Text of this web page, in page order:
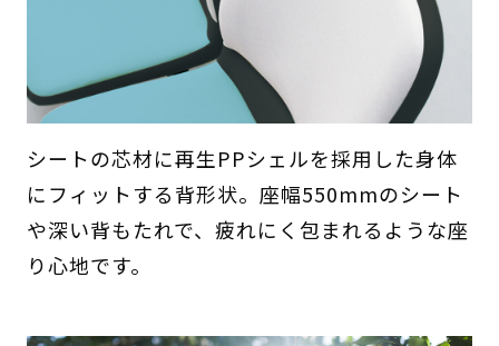
シートの芯材に再生PPシェルを採用した身体
にフィットする背形状。座幅550mmのシート
や深い背もたれで、疲れにく包まれるような座
り心地です。